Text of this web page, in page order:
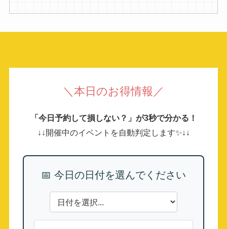
＼本日のお得情報／
「今日予約して損しない？」が3秒で分かる！
↓↓開催中のイベントを自動判定します✨↓↓
📅 今日の日付を選んでください